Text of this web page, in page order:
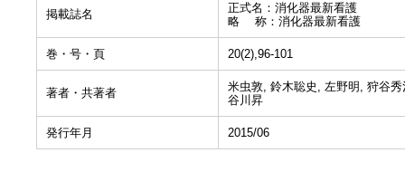
掲載誌名
正式名：消化器最新看護
略 称：消化器最新看護
巻・号・頁 20(2),96-101
著者・共著者
米虫敦, 鈴木聡史, 左野明, 狩谷
谷川昇
発行年月 2015/06